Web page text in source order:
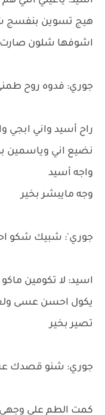
هيج تسوين بنفسج
اشوفها شلون صارت
جوري: فدوه روح طمني
راح أسيد واني ابجي
نضيع اني وياسمين
واجه أسيد
وجه مايبشر بخير
جوري': شبيك شكو
اسيد: لا تكومين
يكول احسن عسى
تصير بخير
جوري: شنو قصدك
كمت الطم على وجهي